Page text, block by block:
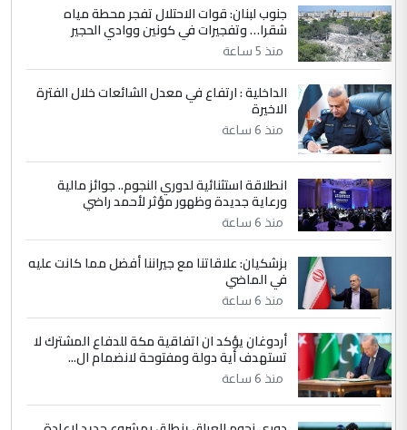
4 سردار
التعليق : واحد من عصابة علي ماما يسقط
جنسية الرافد الثالث للعراق ومن اصول عريقة
الموضوع :
الجواهري يرد على صدام حسين سل
مضجعيك يابن الزنا (نص كامل)
5 سردار
التعليق : واحد من عصابة علي ماما يسقط
جنسية الرافد الثالث للعراق ومن اصول عريقة
الموضوع :
الجواهري يرد على صدام حسين سل
مضجعيك يابن الزنا (نص كامل)
جنوب لبنان: قوات الاحتلال تفجر محطة مياه
شقرا… وتفجيرات في كونين ووادي الحجير
منذ 5 ساعة
الداخلية : ارتفاع في معدل الشائعات خلال الفترة
الاخيرة
منذ 6 ساعة
انطلاقة استثنائية لدوري النجوم.. جوائز مالية
ورعاية جديدة وظهور مؤثر لأحمد راضي
منذ 6 ساعة
بزشكيان: علاقاتنا مع جيراننا أفضل مما كانت عليه
في الماضي
منذ 6 ساعة
أردوغان يؤكد ان اتفاقية مكة للدفاع المشترك لا
تستهدف أية دولة ومفتوحة لانضمام ال...
منذ 6 ساعة